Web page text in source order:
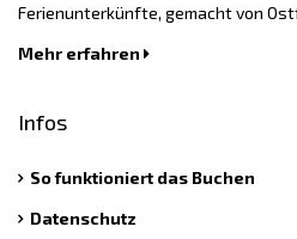
Ferienunterkünfte, gemacht von
Mehr erfahren
Infos
So funktioniert das Buchen
Datenschutz